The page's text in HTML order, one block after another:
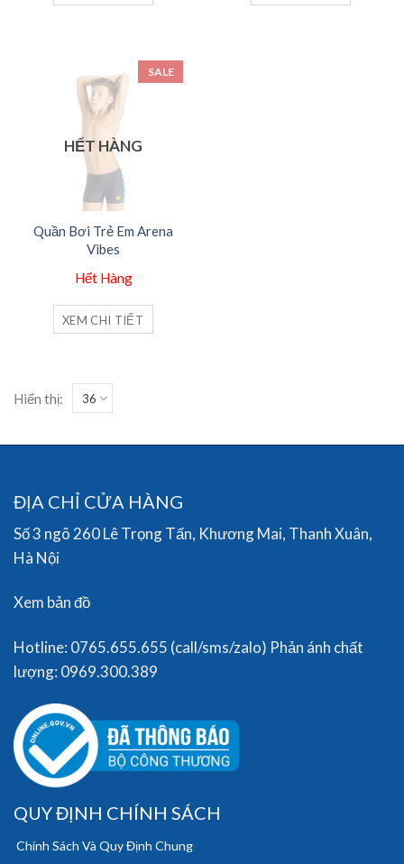
SALE
HẾT HÀNG
Quần Bơi Trẻ Em Arena
Vibes
Hết Hàng
XEM CHI TIẾT
Hiển thị:
ĐỊA CHỈ CỬA HÀNG
Số 3 ngõ 260 Lê Trọng Tấn, Khương Mai, Thanh Xuân,
Hà Nội
Xem bản đồ
Hotline: 0765.655.655 (call/sms/zalo) Phản ánh chất
lượng: 0969.300.389
QUY ĐỊNH CHÍNH SÁCH
Chính Sách Và Quy Định Chung